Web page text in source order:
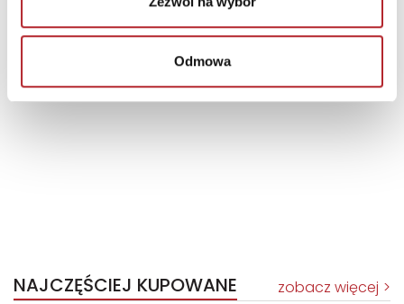
Odmowa
Brak danych
NAJCZĘŚCIEJ KUPOWANE zobacz więcej